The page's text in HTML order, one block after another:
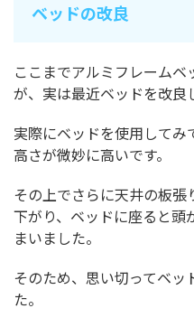
ベッドの改良
ここまでアルミフレーム
が、実は最近ベッドを改良
実際にベッドを使用して
高さが微妙に高いです。
その上でさらに天井の板
下がり、ベッドに座ると頭
まいました。
そのため、思い切ってベ
た。